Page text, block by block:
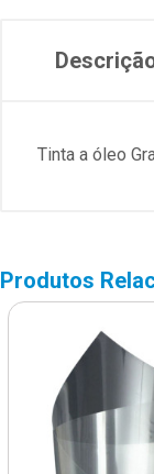
Tinta a óleo
Produtos